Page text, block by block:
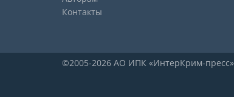
Контакты
©2005-2026 АО ИПК «ИнтерКрим-пресс»